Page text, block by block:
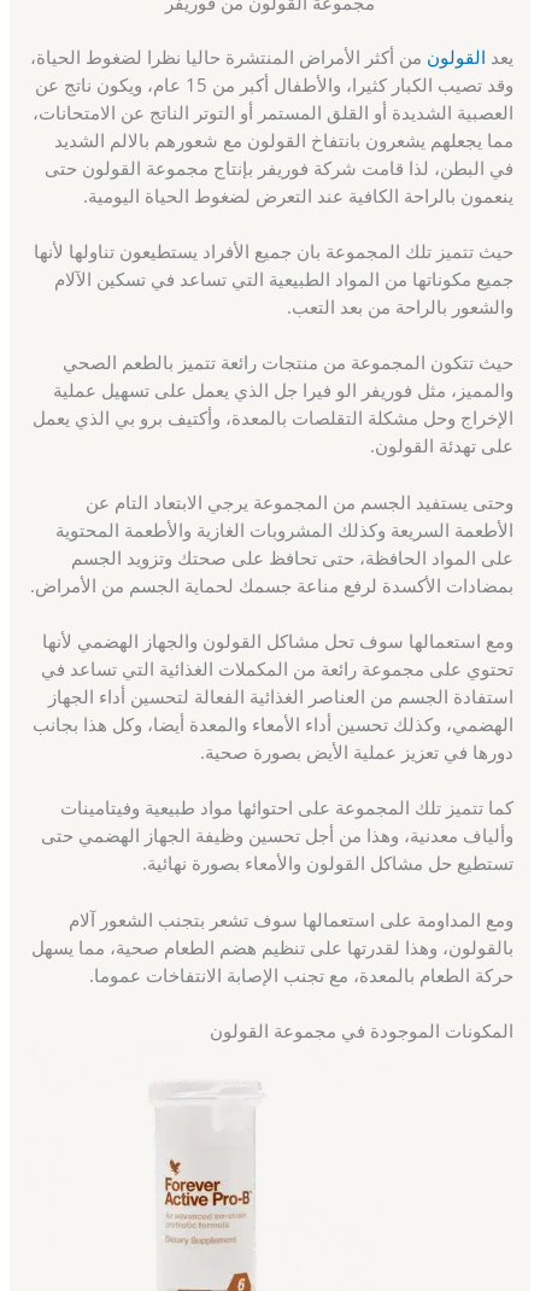
يعد القولون من أكثر الأمراض المنتشرة حاليا نظرا لضغوط الحياة،
وقد تصيب الكبار كثيرا، والأطفال أكبر من 15 عام، ويكون ناتج عن
العصبية الشديدة أو القلق المستمر أو التوتر الناتج عن الامتحانات،
مما يجعلهم يشعرون بانتفاخ القولون مع شعورهم بالالم الشديد
في البطن، لذا قامت شركة فوريفر بإنتاج مجموعة القولون حتى
ينعمون بالراحة الكافية عند التعرض لضغوط الحياة اليومية.
حيث تتميز تلك المجموعة بان جميع الأفراد يستطيعون تناولها لأنها
جميع مكوناتها من المواد الطبيعية التي تساعد في تسكين الآلام
والشعور بالراحة من بعد التعب.
حيث تتكون المجموعة من منتجات رائعة تتميز بالطعم الصحي
والمميز، مثل فوريفر الو فيرا جل الذي يعمل على تسهيل عملية
الإخراج وحل مشكلة التقلصات بالمعدة، وأكتيف برو بي الذي يعمل
على تهدئة القولون.
وحتى يستفيد الجسم من المجموعة يرجي الابتعاد التام عن
الأطعمة السريعة وكذلك المشروبات الغازية والأطعمة المحتوية
على المواد الحافظة، حتى تحافظ على صحتك وتزويد الجسم
بمضادات الأكسدة لرفع مناعة جسمك لحماية الجسم من الأمراض.
ومع استعمالها سوف تحل مشاكل القولون والجهاز الهضمي لأنها
تحتوي على مجموعة رائعة من المكملات الغذائية التي تساعد في
استفادة الجسم من العناصر الغذائية الفعالة لتحسين أداء الجهاز
الهضمي، وكذلك تحسين أداء الأمعاء والمعدة أيضا، وكل هذا بجانب
دورها في تعزيز عملية الأيض بصورة صحية.
كما تتميز تلك المجموعة على احتوائها مواد طبيعية وفيتامينات
وألياف معدنية، وهذا من أجل تحسين وظيفة الجهاز الهضمي حتى
تستطيع حل مشاكل القولون والأمعاء بصورة نهائية.
ومع المداومة على استعمالها سوف تشعر بتجنب الشعور آلام
بالقولون، وهذا لقدرتها على تنظيم هضم الطعام صحية، مما يسهل
حركة الطعام بالمعدة، مع تجنب الإصابة الانتفاخات عموما.
المكونات الموجودة في مجموعة القولون